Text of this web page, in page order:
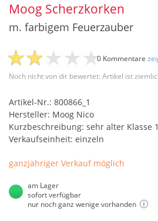
Moog Scherzkorken
m. farbigem Feuerzauber
Noch nicht von dir bewertet: Artikel ist
0 Kommentare
Artikel-Nr.: 800866_1
Hersteller: Moog Nico
Kurzbeschreibung: sehr alter Klasse
Verkaufseinheit: einzeln
ganzjähriger Verkauf möglich
am Lager
sofort verfügbar
nur noch ganz wenige vorhanden